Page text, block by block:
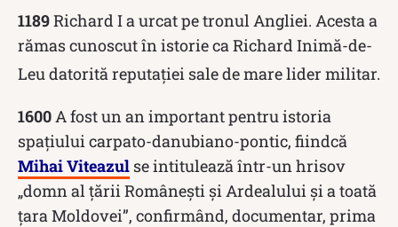
1189Richard I a urcat pe tronul Angliei. Acesta a
rămas cunoscut în istorie ca Richard Inimă-de-
Leu datorită reputației sale de mare lider militar.
1600 A fost un an important pentru istoria
spațiului carpato-danubiano-pontic, fiindcă
Mihai Viteazul se intitulează într-un hrisov
„domn al țării Românești și Ardealului și a toată
țara Moldovei”, confirmând, documentar, prima